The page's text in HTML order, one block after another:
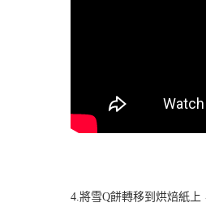
4.將雪Q餅轉移到烘焙紙